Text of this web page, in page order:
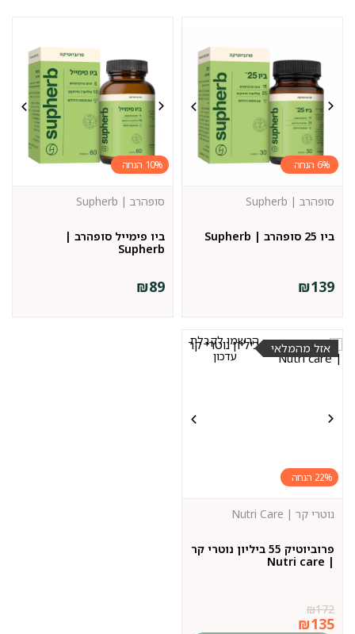
6%
ביו 25 סופהרב | Supherb
סופהרב | Supherb
₪139
10%
ביו פימייל סופהרב |
Supherb
סופהרב | Supherb
₪89
22%
אזל מהמלאי
הרשמו לקבלת
עדכון
פרוביוטיק 55 ביליון נוטרי קר
| Nutri care
נוטרי קר | Nutri Care
₪172
₪135